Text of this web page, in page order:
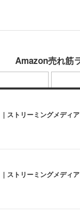
Amazon売れ筋
ストリーミングメディ
ストリーミングメディ